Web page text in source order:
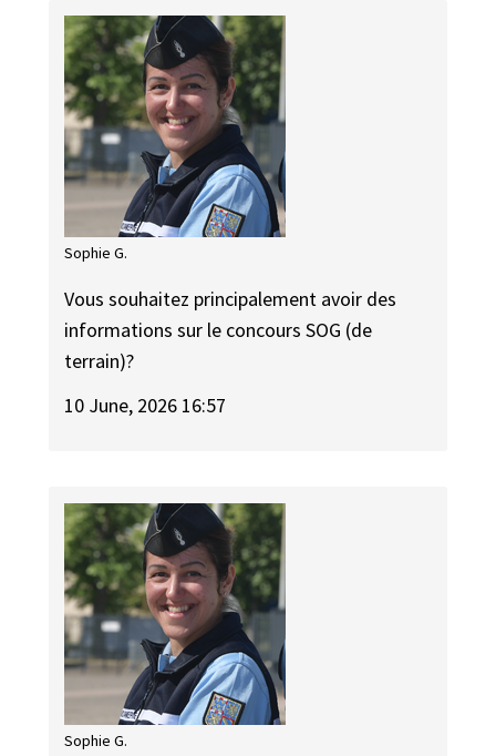
Sophie G.
Vous souhaitez principalement avoir des
informations sur le concours SOG (de
terrain)?
10 June, 2026 16:57
Sophie G.